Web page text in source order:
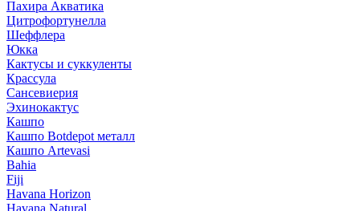
Пахира Акватика
Цитрофортунелла
Шеффлера
Юкка
Кактусы и суккуленты
Крассула
Сансевиерия
Эхинокактус
Кашпо
Кашпо Botdepot металл
Кашпо Artevasi
Bahia
Fiji
Havana Horizon
Havana Natural